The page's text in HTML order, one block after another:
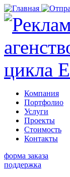
Компания
Портфолио
Услуги
Проекты
Стоимость
Контакты
форма заказа
поддержка